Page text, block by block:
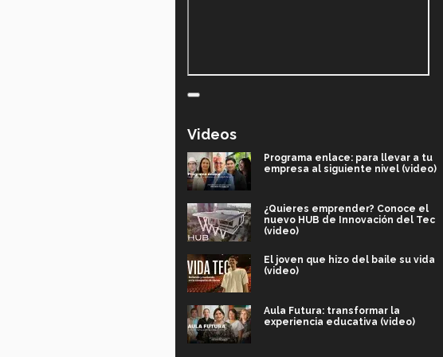
Videos
Programa enlace: para llevar a tu
empresa al siguiente nivel (video)
¿Quieres emprender? Conoce el
nuevo HUB de Innovación del Tec
(video)
El joven que hizo del baile su vida
(video)
Aula Futura: transformar la
experiencia educativa (video)